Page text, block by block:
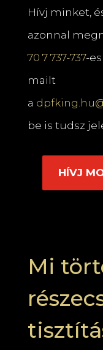
Hívj minket,
azonnal
70 7 737-737-
mailt
a
be is tudsz
HÍVJ
Mi